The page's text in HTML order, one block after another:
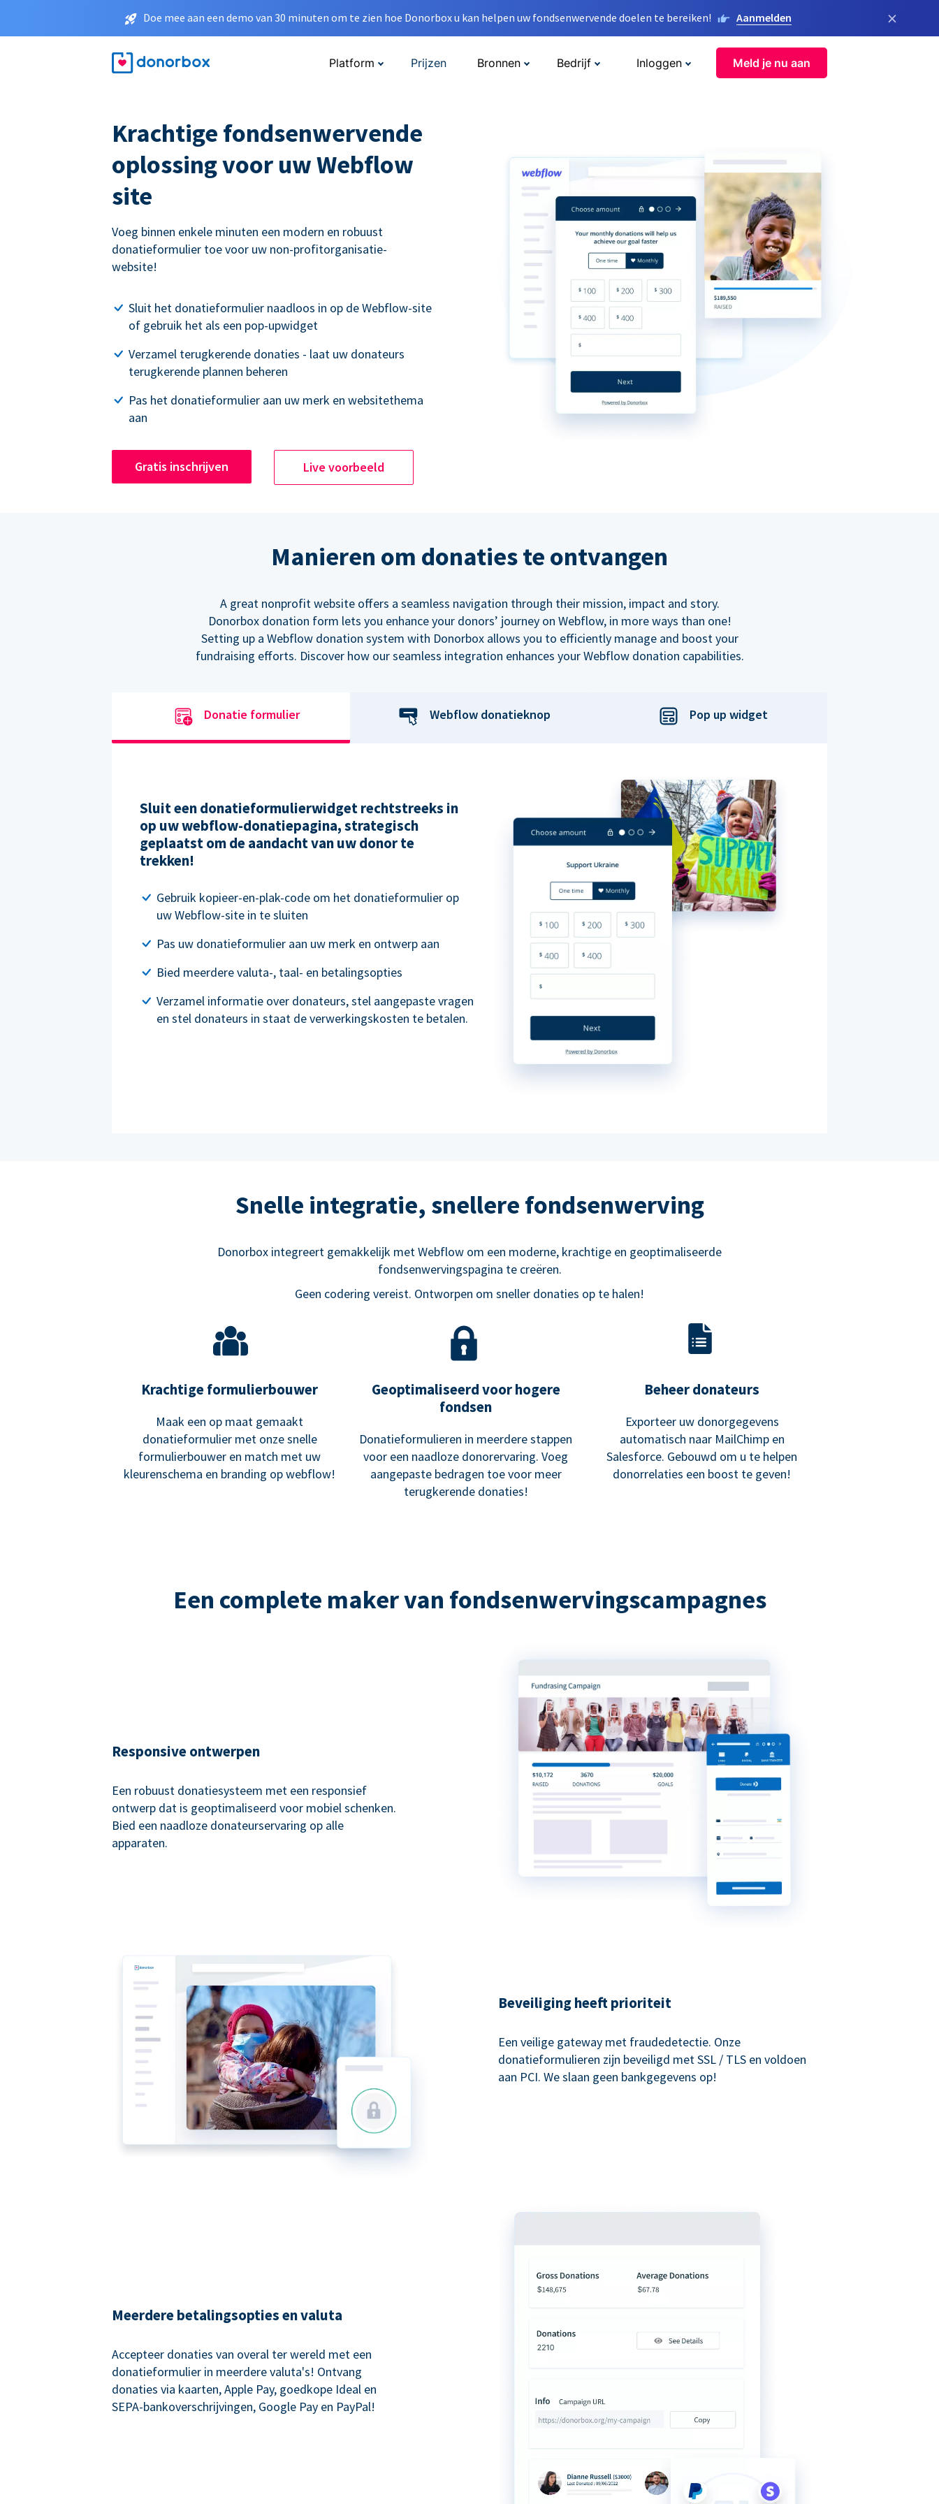
Doe mee aan een demo van 30 minuten om te zien hoe Donorbox u kan helpen uw fondsenwervende doelen te bereiken! Aanmelden ×
Platform Prijzen Bronnen Bedrijf Inloggen Meld je nu aan
Krachtige fondsenwervende
oplossing voor uw Webflow
site
Voeg binnen enkele minuten een modern en robuust
donatieformulier toe voor uw non-profitorganisatie-
website!
Sluit het donatieformulier naadloos in op de Webflow-site
of gebruik het als een pop-upwidget
Verzamel terugkerende donaties - laat uw donateurs
terugkerende plannen beheren
Pas het donatieformulier aan uw merk en websitethema
aan
Gratis inschrijven Live voorbeeld
Manieren om donaties te ontvangen
A great nonprofit website offers a seamless navigation through their mission, impact and story.
Donorbox donation form lets you enhance your donors’ journey on Webflow, in more ways than one!
Setting up a Webflow donation system with Donorbox allows you to efficiently manage and boost your
fundraising efforts. Discover how our seamless integration enhances your Webflow donation capabilities.
Donatie formulier Webflow donatieknop Pop up widget
Sluit een donatieformulierwidget rechtstreeks in
op uw webflow-donatiepagina, strategisch
geplaatst om de aandacht van uw donor te
trekken!
Gebruik kopieer-en-plak-code om het donatieformulier op
uw Webflow-site in te sluiten
Pas uw donatieformulier aan uw merk en ontwerp aan
Bied meerdere valuta-, taal- en betalingsopties
Verzamel informatie over donateurs, stel aangepaste vragen
en stel donateurs in staat de verwerkingskosten te betalen.
Snelle integratie, snellere fondsenwerving
Donorbox integreert gemakkelijk met Webflow om een moderne, krachtige en geoptimaliseerde
fondsenwervingspagina te creëren.
Geen codering vereist. Ontworpen om sneller donaties op te halen!
Krachtige formulierbouwer
Maak een op maat gemaakt
donatieformulier met onze snelle
formulierbouwer en match met uw
kleurenschema en branding op webflow!
Geoptimaliseerd voor hogere
fondsen
Donatieformulieren in meerdere stappen
voor een naadloze donorervaring. Voeg
aangepaste bedragen toe voor meer
terugkerende donaties!
Beheer donateurs
Exporteer uw donorgegevens
automatisch naar MailChimp en
Salesforce. Gebouwd om u te helpen
donorrelaties een boost te geven!
Een complete maker van fondsenwervingscampagnes
Responsive ontwerpen
Een robuust donatiesysteem met een responsief
ontwerp dat is geoptimaliseerd voor mobiel schenken.
Bied een naadloze donateurservaring op alle
apparaten.
Beveiliging heeft prioriteit
Een veilige gateway met fraudedetectie. Onze
donatieformulieren zijn beveiligd met SSL / TLS en voldoen
aan PCI. We slaan geen bankgegevens op!
Meerdere betalingsopties en valuta
Accepteer donaties van overal ter wereld met een
donatieformulier in meerdere valuta's! Ontvang
donaties via kaarten, Apple Pay, goedkope Ideal en
SEPA-bankoverschrijvingen, Google Pay en PayPal!